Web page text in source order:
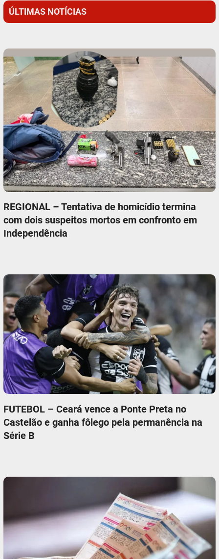
ÚLTIMAS NOTÍCIAS
REGIONAL – Tentativa de homicídio termina
com dois suspeitos mortos em confronto em
Independência
FUTEBOL – Ceará vence a Ponte Preta no
Castelão e ganha fôlego pela permanência na
Série B